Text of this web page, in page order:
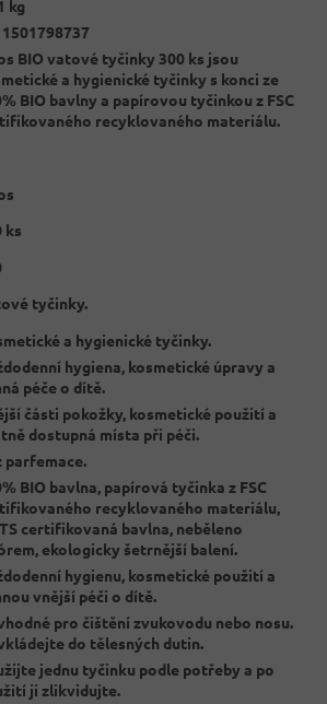
kg
BIO vatové tyčinky 300 ks jsou
a hygienické tyčinky s konci ze
BIO bavlny a papírovou tyčinkou z FSC
recyklovaného materiálu.
ks
tyčinky.
a hygienické tyčinky.
hygiena, kosmetické úpravy a
péče o dítě.
části pokožky, kosmetické použití a
dostupná místa při péči.
parfemace.
BIO bavlna, papírová tyčinka z FSC
recyklovaného materiálu,
certifikovaná bavlna, neběleno
ekologicky šetrnější balení.
hygienu, kosmetické použití a
vnější péči o dítě.
pro čištění zvukovodu nebo nosu.
do tělesných dutin.
jednu tyčinku podle potřeby a po
ji zlikvidujte.